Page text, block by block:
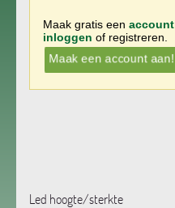
Maak gratis een account
inloggen of registreren.
Maak een account aan!
Led hoogte/sterkte